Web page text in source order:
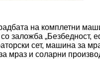
на комплетни
заложба „Безбедност,
сет, машина за
мраз и соларни